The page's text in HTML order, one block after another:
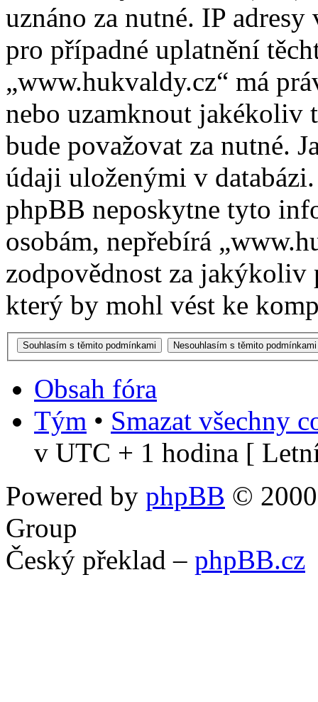
uznáno za nutné. IP
pro případné uplatnění
„www.hukvaldy.cz“ má
nebo uzamknout jakékoliv
bude považovat za nutné.
údaji uloženými v
phpBB neposkytne tyto
osobám, nepřebírá
zodpovědnost za
který by mohl vést ke
Obsah fóra
Tým • Smazat všechny
v UTC + 1 hodina [
Powered by phpBB ©
Group
Český překlad – phpBB.cz